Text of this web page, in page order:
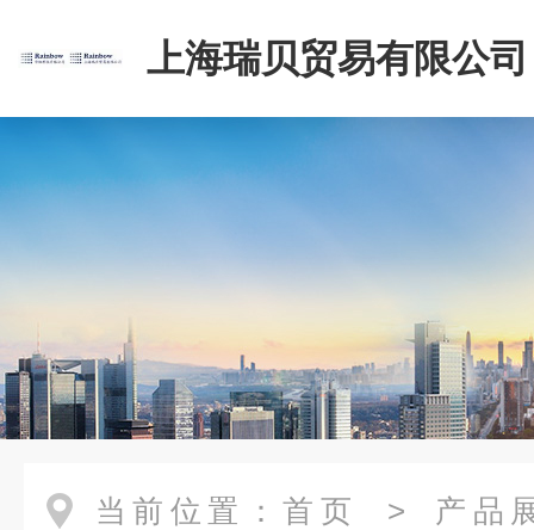
上海瑞贝贸易有限公司
当前位置： 首页 > 产品